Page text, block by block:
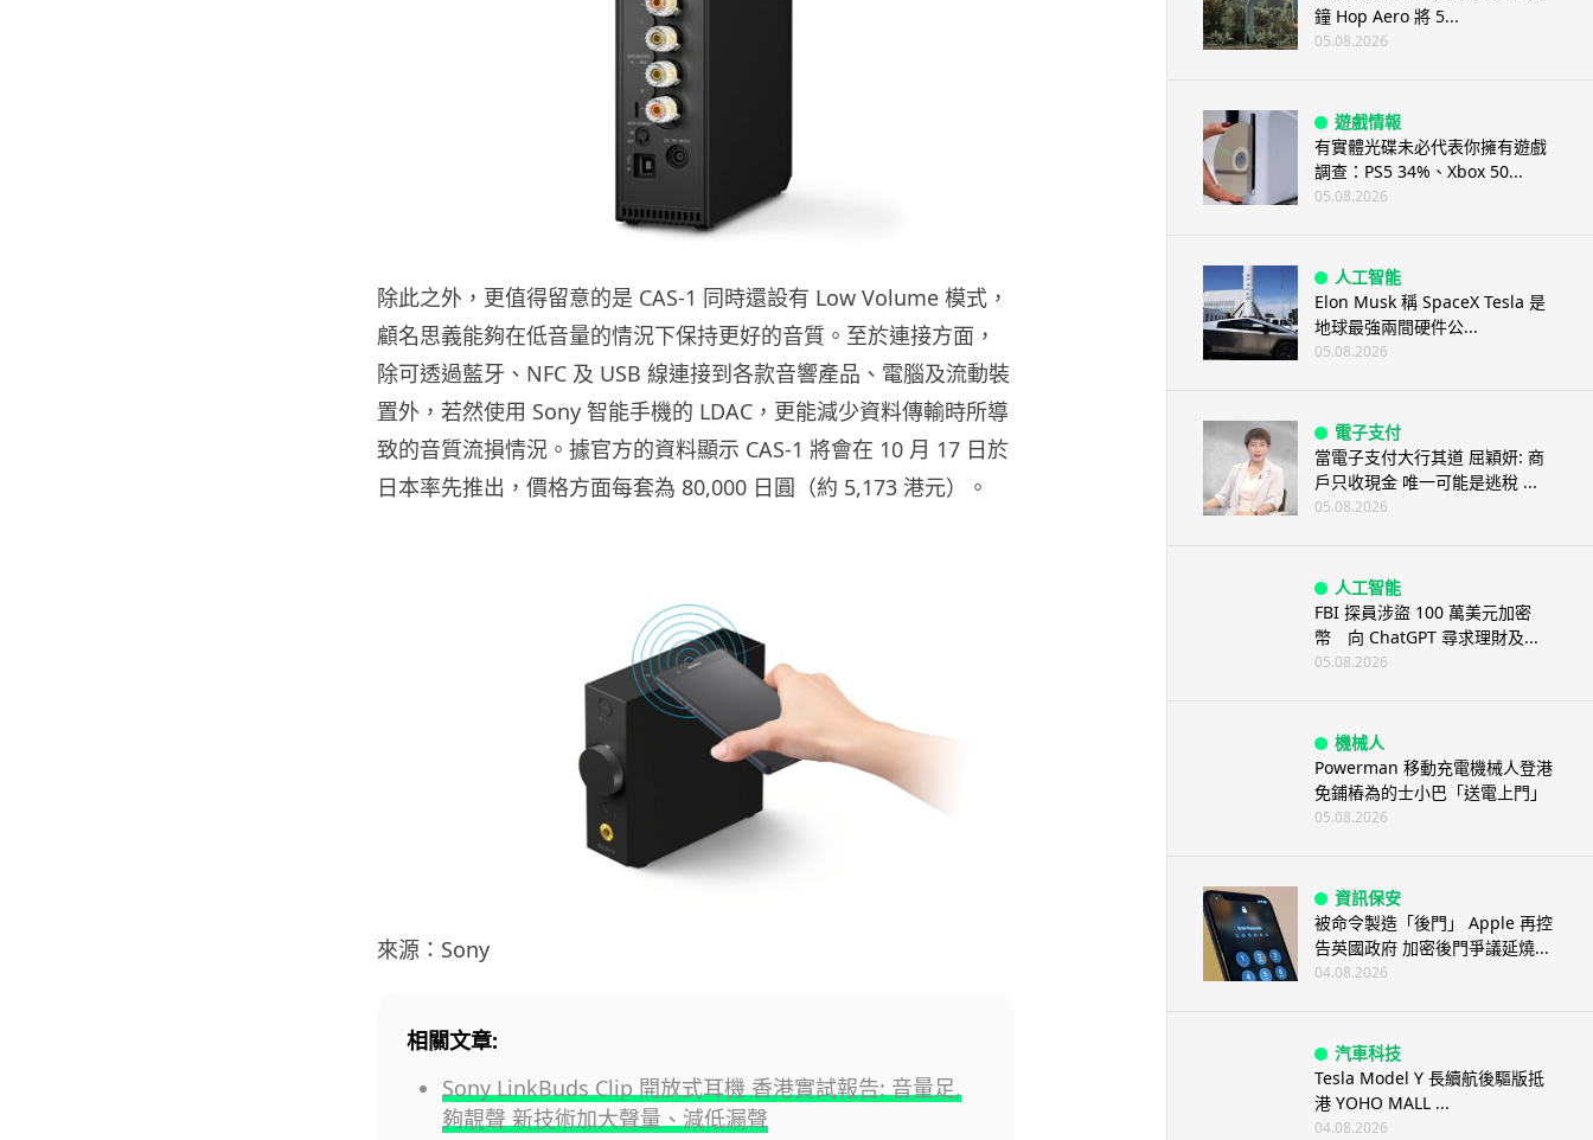
除此之外，更值得留意的是 CAS-1 同時還設有 Low Volume 模式，
顧名思義能夠在低音量的情況下保持更好的音質。至於連接方面，
除可透過藍牙、NFC 及 USB 線連接到各款音響產品、電腦及流動裝
置外，若然使用 Sony 智能手機的 LDAC，更能減少資料傳輸時所導
致的音質流損情況。據官方的資料顯示 CAS-1 將會在 10 月 17 日於
日本率先推出，價格方面每套為 80,000 日圓（約 5,173 港元）。
來源：Sony
相關文章:
Sony LinkBuds Clip 開放式耳機 香港實試報告: 音量足,
夠靚聲 新技術加大聲量、減低漏聲
鐘 Hop Aero 將 5...
05.08.2026
遊戲情報
有實體光碟未必代表你擁有遊戲
調查：PS5 34%、Xbox 50...
05.08.2026
人工智能
Elon Musk 稱 SpaceX Tesla 是
地球最強兩間硬件公...
05.08.2026
電子支付
當電子支付大行其道 屈穎妍: 商
戶只收現金 唯一可能是逃稅 ...
05.08.2026
人工智能
FBI 探員涉盜 100 萬美元加密
幣 向 ChatGPT 尋求理財及...
05.08.2026
機械人
Powerman 移動充電機械人登港
免鋪樁為的士小巴「送電上門」
05.08.2026
資訊保安
被命令製造「後門」 Apple 再控
告英國政府 加密後門爭議延燒...
04.08.2026
汽車科技
Tesla Model Y 長續航後驅版抵
港 YOHO MALL ...
04.08.2026